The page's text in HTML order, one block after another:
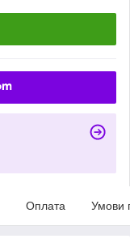
Оплата Умови